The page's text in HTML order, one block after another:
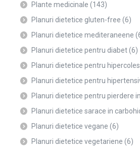
Plante medicinale (143)
Planuri dietetice gluten-free (6)
Planuri dietetice mediteraneene
Planuri dietetice pentru diabet(6)
Planuri dietetice pentru
Planuri dietetice pentru
Planuri dietetice pentru pierdere
Planuri dietetice sarace in
Planuri dietetice vegane (6)
Planuri dietetice vegetariene (6)